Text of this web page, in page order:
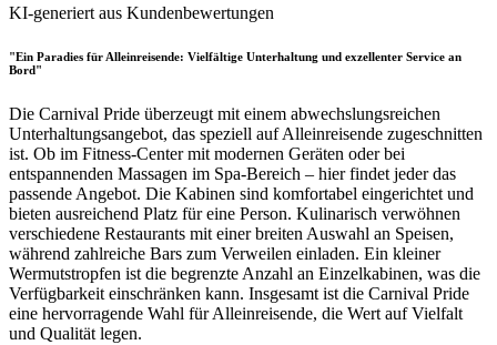
KI-generiert aus Kundenbewertungen
"Ein Paradies für Alleinreisende: Vielfältige Unterhaltung und exzellenter Service an
Bord"
Die Carnival Pride überzeugt mit einem abwechslungsreichen
Unterhaltungsangebot, das speziell auf Alleinreisende zugeschnitten
ist. Ob im Fitness-Center mit modernen Geräten oder bei
entspannenden Massagen im Spa-Bereich – hier findet jeder das
passende Angebot. Die Kabinen sind komfortabel eingerichtet und
bieten ausreichend Platz für eine Person. Kulinarisch verwöhnen
verschiedene Restaurants mit einer breiten Auswahl an Speisen,
während zahlreiche Bars zum Verweilen einladen. Ein kleiner
Wermutstropfen ist die begrenzte Anzahl an Einzelkabinen, was die
Verfügbarkeit einschränken kann. Insgesamt ist die Carnival Pride
eine hervorragende Wahl für Alleinreisende, die Wert auf Vielfalt
und Qualität legen.